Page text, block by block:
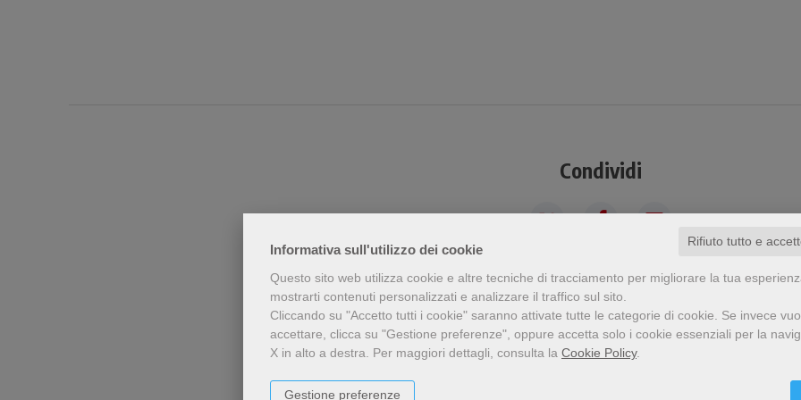
Informativa sull'utilizzo dei cookie
Rifiuto tutto e
Questo sito web utilizza cookie e altre tecniche di tracciamento per migliorare la tua
mostrarti contenuti personalizzati e analizzare il traffico sul sito.
Cliccando su "Accetto tutti i cookie" saranno attivate tutte le categorie di cookie. Se invece
accettare, clicca su "Gestione preferenze", oppure accetta solo i cookie essenziali per la
X in alto a destra. Per maggiori dettagli, consulta la Cookie Policy.
Gestione preferenze
Condividi
Chi ha visto questo prodotto ha visto